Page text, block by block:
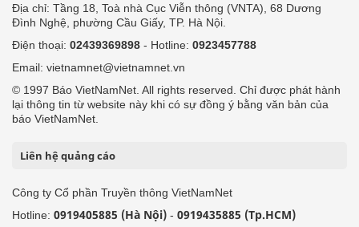
Địa chỉ: Tầng 18, Toà nhà Cục Viễn thông (VNTA), 68 Dương
Đình Nghệ, phường Cầu Giấy, TP. Hà Nội.
Điện thoại: 02439369898 - Hotline: 0923457788
Email: vietnamnet@vietnamnet.vn
© 1997 Báo VietNamNet. All rights reserved. Chỉ được phát hành
lại thông tin từ website này khi có sự đồng ý bằng văn bản của
báo VietNamNet.
Liên hệ quảng cáo
Công ty Cổ phần Truyền thông VietNamNet
Hotline: 0919405885 (Hà Nội) - 0919435885 (Tp.HCM)